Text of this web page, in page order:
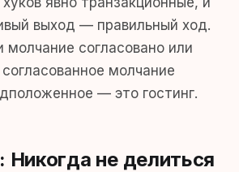
выход — правильный ход.
согласовано или
молчание
— это гостинг.
Никогда не делиться